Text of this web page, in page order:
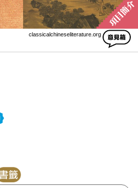
classicalchineseliterature.org